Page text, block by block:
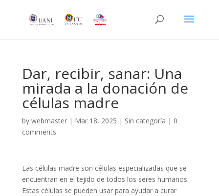
Dar, recibir, sanar: Una
mirada a la donación de
células madre
by webmaster| Mar 18, 2025 | Sin categoría | 0
comments
Las células madre son células especializadas que se
encuentran en el tejido de todos los seres humanos.
Estas células se pueden usar para ayudar a curar